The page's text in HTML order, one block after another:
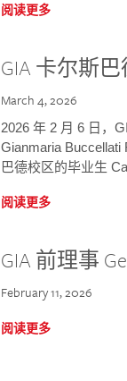
阅读更多
GIA 卡尔斯
March 4, 2026
2026 年 2 月 6 日，
Gianmaria Buccellati
巴德校区的毕业生
阅读更多
GIA 前理事
February 11, 2026
阅读更多